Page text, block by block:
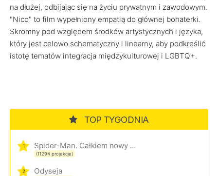
na dłużej, odbijając się na życiu prywatnym i zawodowym.
"Nico" to film wypełniony empatią do głównej bohaterki.
Skromny pod względem środków artystycznych i języka,
który jest celowo schematyczny i linearny, aby podkreślić
istotę tematów integracja międzykulturowej i LGBTQ+.
TOP TYGODNIA
1 Spider-Man. Całkiem nowy dzień
(11294 projekcje)
2 Odyseja